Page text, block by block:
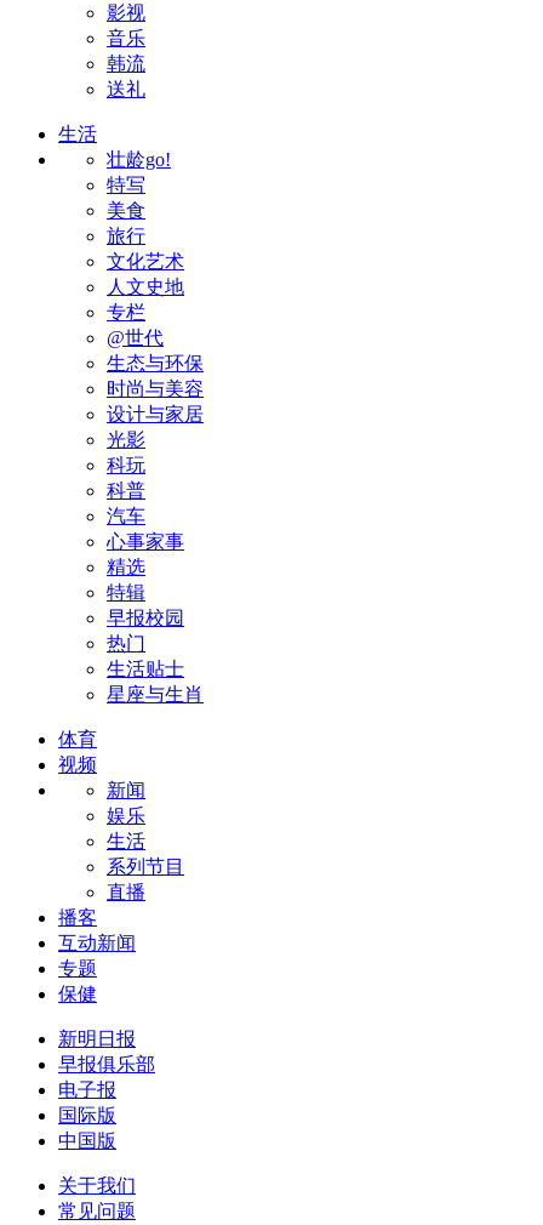
影视
音乐
韩流
送礼
生活
壮龄go!
特写
美食
旅行
文化艺术
人文史地
专栏
@世代
生态与环保
时尚与美容
设计与家居
光影
科玩
科普
汽车
心事家事
精选
特辑
早报校园
热门
生活贴士
星座与生肖
体育
视频
新闻
娱乐
生活
系列节目
直播
播客
互动新闻
专题
保健
新明日报
早报俱乐部
电子报
国际版
中国版
关于我们
常见问题